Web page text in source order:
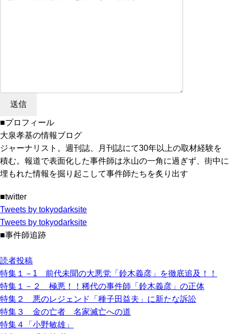
■プロフィール
大泉孝基の情報ブログ
ジャーナリスト。週刊誌、月刊誌にて30年以上の取材経験を
積む。報道で表面化した事件師は氷山の一角に過ぎず、街中に
埋もれた情報を掘り起こして事件師たちを炙り出す
■twitter
Tweets by tokyodarksite
Tweets by tokyodarksite
■事件師追跡
読者投稿
特集１－1 前代未聞の大悪党「鈴木義彦」を徹底追及！！
特集１－２ 極悪！！稀代の事件師「鈴木義彦」の正体
特集２ 悪のレジェンド「種子田益夫」に新たな訴訟
特集３ 金の亡者 名家滅亡への道
特集４「小野敏雄」